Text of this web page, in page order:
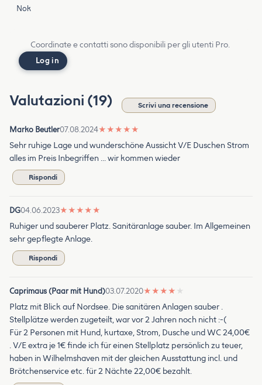
Nok
Coordinate e contatti sono disponibili per gli utenti Pro.
Log in
Valutazioni (19) Scrivi una recensione
Marko Beutler07.08.2024★ ★ ★ ★ ★
Sehr ruhige Lage und wunderschöne Aussicht V/E Duschen Strom
alles im Preis Inbegriffen … wir kommen wieder
Rispondi
DG04.06.2023★ ★ ★ ★ ★
Ruhiger und sauberer Platz. Sanitäranlage sauber. Im Allgemeinen
sehr gepflegte Anlage.
Rispondi
Caprimaus (Paar mit Hund)03.07.2020★ ★ ★ ★ ★
Platz mit Blick auf Nordsee. Die sanitären Anlagen sauber .
Stellplätze werden zugeteilt, war vor 2 Jahren noch nicht :-(
Für 2 Personen mit Hund, kurtaxe, Strom, Dusche und WC 24,00€
. V/E extra je 1€ finde ich für einen Stellplatz persönlich zu teuer,
haben in Wilhelmshaven mit der gleichen Ausstattung incl. und
Brötchenservice etc. für 2 Nächte 22,00€ bezahlt.